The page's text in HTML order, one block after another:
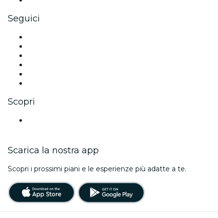
Seguici
Scopri
Scarica la nostra app
Scopri i prossimi piani e le esperienze più adatte a te.